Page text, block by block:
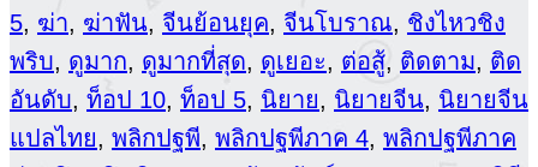
5, ฆ่า, ฆ่าฟัน, จีนย้อนยุค, จีนโบราณ, ชิงไหวชิง
พริบ, ดูมาก, ดูมากที่สุด, ดูเยอะ, ต่อสู้, ติดตาม, ติด
อันดับ, ท็อป 10, ท็อป 5, นิยาย, นิยายจีน, นิยายจีน
แปลไทย, พลิกปฐพี, พลิกปฐพีภาค 4, พลิกปฐพีภาค